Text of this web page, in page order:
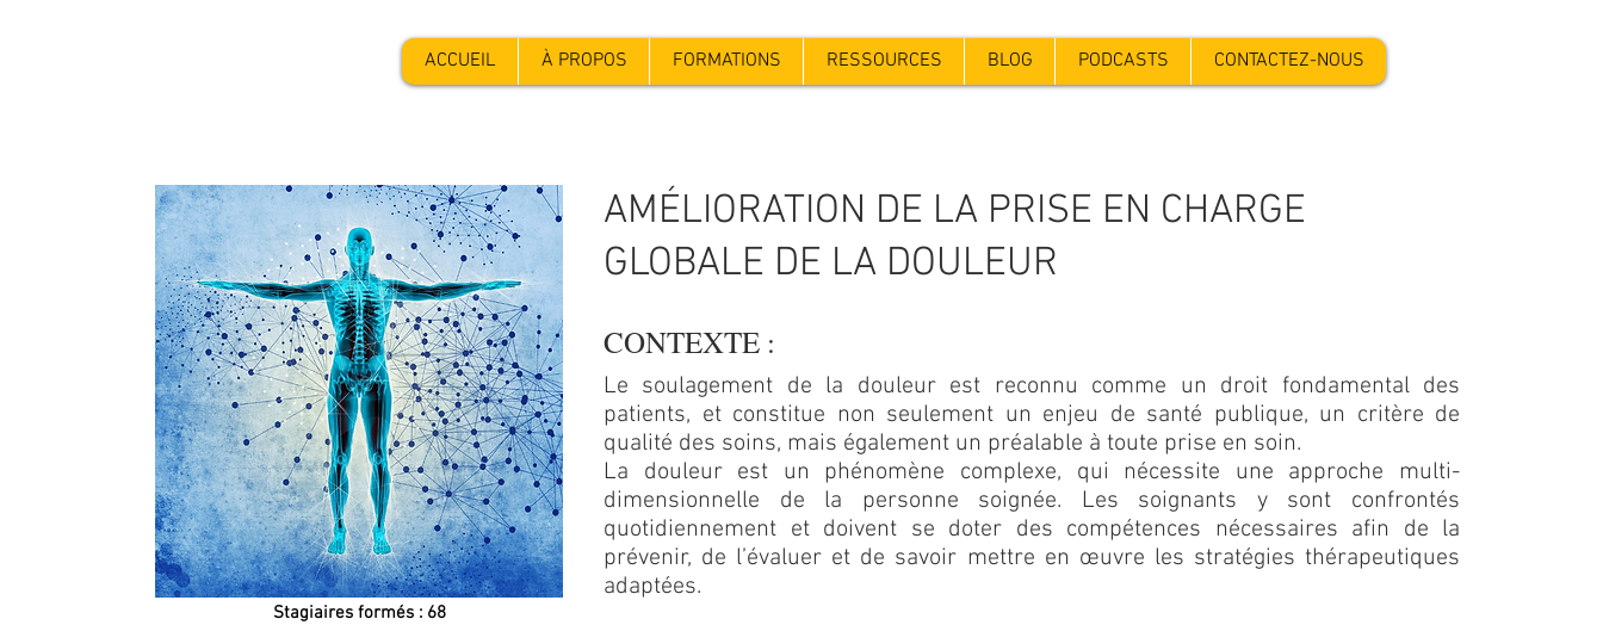
ACCUEIL À PROPOS FORMATIONS RESSOURCES BLOG PODCASTS CONTACTEZ-NOUS
AMÉLIORATION DE LA PRISE EN CHARGE
GLOBALE DE LA DOULEUR
CONTEXTE :
Le soulagement de la douleur est reconnu comme un droit fondamental des
patients, et constitue non seulement un enjeu de santé publique, un critère de
qualité des soins, mais également un préalable à toute prise en soin.
La douleur est un phénomène complexe, qui nécessite une approche multi-
dimensionnelle de la personne soignée. Les soignants y sont confrontés
quotidiennement et doivent se doter des compétences nécessaires afin de la
prévenir, de l’évaluer et de savoir mettre en œuvre les stratégies thérapeutiques
adaptées.
Stagiaires formés : 68